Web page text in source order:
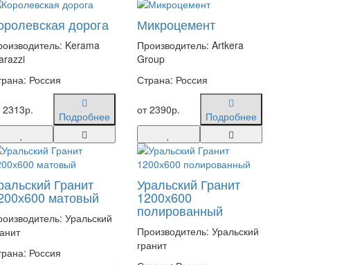
дорога
Kerama
Россия
2313р. Подробнее
Микроцемент
Производитель: Artkera
Group
Страна: Россия
от 2390р. Подробнее
Гранит
матовый
Уральский
Россия
Уральский Гранит
1200х600
полированный
Производитель: Уральский
гранит